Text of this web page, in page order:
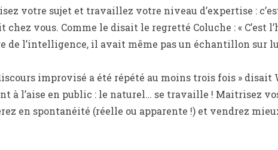
votre sujet et travaillez votre niveau d’expertise :
chez vous. Comme le disait le regretté Coluche : « C’est
de l’intelligence, il avait même pas un échantillon sur
improvisé a été répété au moins trois fois »
à l’aise en public : le naturel… se travaille ! Maitrisez
en spontanéité (réelle ou apparente !) et vendrez